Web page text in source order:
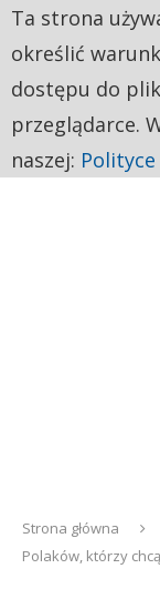
Strona główna
Polaków, którzy
Ta strona
określić
dostępu do
przeglądarce.
naszej: